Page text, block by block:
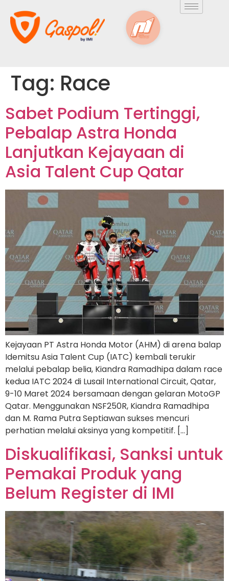
Tag: Race
Sabet Podium Tertinggi,
Pebalap Astra Honda
Lanjutkan Kejayaan di
Asia Talent Cup Qatar
Kejayaan PT Astra Honda Motor (AHM) di arena balap
Idemitsu Asia Talent Cup (IATC) kembali terukir
melalui pebalap belia, Kiandra Ramadhipa dalam race
kedua IATC 2024 di Lusail International Circuit, Qatar,
9-10 Maret 2024 bersamaan dengan gelaran MotoGP
Qatar. Menggunakan NSF250R, Kiandra Ramadhipa
dan M. Rama Putra Septiawan sukses mencuri
perhatian melalui aksinya yang kompetitif. […]
Diskualifikasi, Sanksi untuk
Pemakai Produk yang
Belum Register di IMI